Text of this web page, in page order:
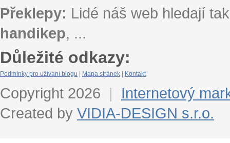
Překlepy: Lidé náš web hledají
handikep, ...
Důležité odkazy:
Podmínky pro užívání blogu Mapa stránek Kontakt
Copyright 2026 |
Internetový
Created by VIDIA-DESIGN s.r.o.